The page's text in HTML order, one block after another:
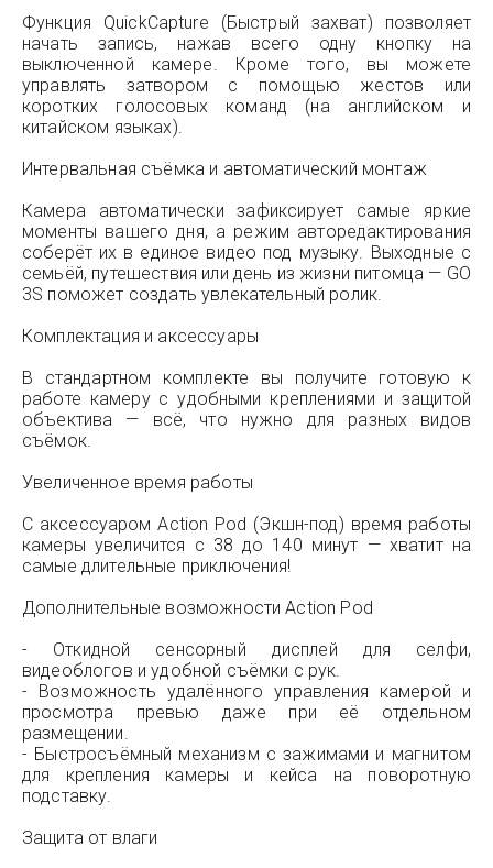
Функция QuickCapture (Быстрый захват) позволяет
начать запись, нажав всего одну кнопку на
выключенной камере. Кроме того, вы можете
управлять затвором с помощью жестов или
коротких голосовых команд (на английском и
китайском языках).
Интервальная съёмка и автоматический монтаж
Камера автоматически зафиксирует самые яркие
моменты вашего дня, а режим авторедактирования
соберёт их в единое видео под музыку. Выходные с
семьёй, путешествия или день из жизни питомца — GO
3S поможет создать увлекательный ролик.
Комплектация и аксессуары
В стандартном комплекте вы получите готовую к
работе камеру с удобными креплениями и защитой
объектива — всё, что нужно для разных видов
съёмок.
Увеличенное время работы
С аксессуаром Action Pod (Экшн-под) время работы
камеры увеличится с 38 до 140 минут — хватит на
самые длительные приключения!
Дополнительные возможности Action Pod
- Откидной сенсорный дисплей для селфи,
видеоблогов и удобной съёмки с рук.
- Возможность удалённого управления камерой и
просмотра превью даже при её отдельном
размещении.
- Быстросъёмный механизм с зажимами и магнитом
для крепления камеры и кейса на поворотную
подставку.
Защита от влаги